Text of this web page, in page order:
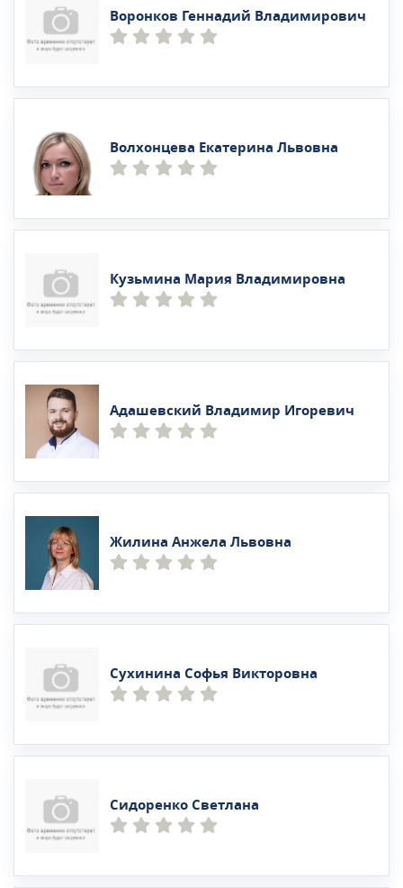
Воронков Геннадий Владимирович
Волхонцева Екатерина Львовна
Кузьмина Мария Владимировна
Адашевский Владимир Игоревич
Жилина Анжела Львовна
Сухинина Софья Викторовна
Сидоренко Светлана